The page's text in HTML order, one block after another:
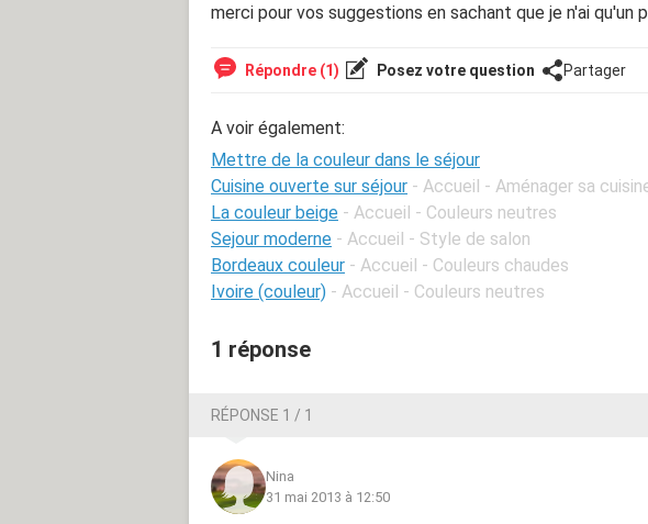
merci pour vos suggestions en sachant que je n'ai qu'un
Répondre (1) Posez votre question Partager
A voir également:
Mettre de la couleur dans le séjour
Cuisine ouverte sur séjour - Accueil - Aménager sa
La couleur beige - Accueil - Couleurs neutres
Sejour moderne - Accueil - Style de salon
Bordeaux couleur - Accueil - Couleurs chaudes
Ivoire (couleur) - Accueil - Couleurs neutres
1 réponse
RÉPONSE 1 / 1
Nina
31 mai 2013 à 12:50